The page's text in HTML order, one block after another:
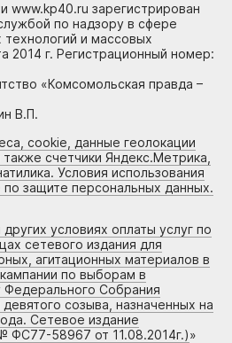
www.kp40.ru зарегистрирован
по надзору в сфере
и массовых
2014 г. Регистрационный номер:
«Комсомольская правда –
В.П.
cookie, данные геолокации
счетчики Яндекс.Метрика,
Условия использования
защите персональных данных.
условиях оплаты услуг по
сетевого издания для
агитационных материалов в
по выборам в
Собрания
созыва, назначенных на
Сетевое издание
ФС77-58967 от 11.08.2014г.)»